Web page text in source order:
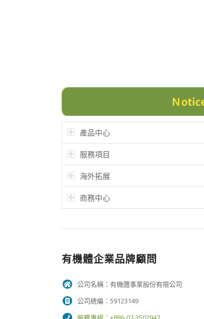
產品中心
服務項目
海外拓展
商務中心
有機體企業品牌顧問
公司名稱：有機體事業股份有限公司
公司統編：59123149